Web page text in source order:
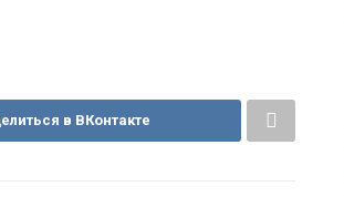
в ВКонтакте